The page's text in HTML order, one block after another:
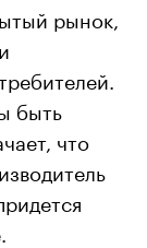
рынок,
быть
что